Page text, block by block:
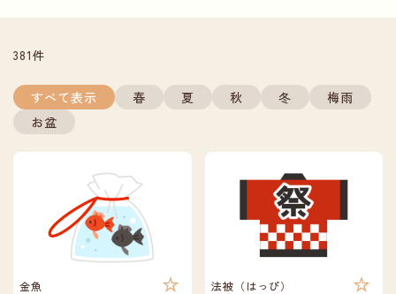
381件
すべて表示 春 夏 秋 冬
梅雨
お盆
金魚 法被（はっぴ）